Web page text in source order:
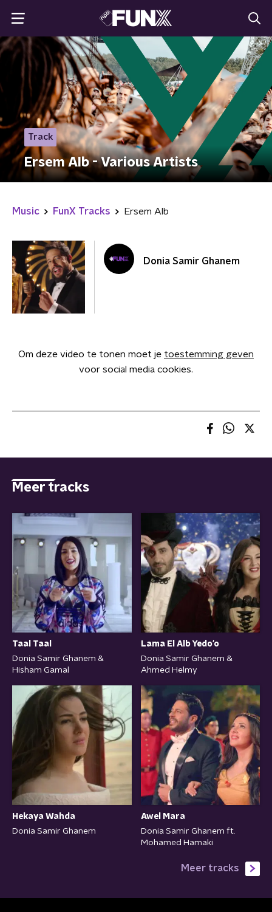
Track
Ersem Alb - Various Artists
Music FunX Tracks Ersem Alb
Donia Samir Ghanem
Om deze video te tonen moet je toestemming geven
voor social media cookies.
Meer tracks
Taal Taal
Donia Samir Ghanem &
Hisham Gamal
Lama El Alb Yedo'o
Donia Samir Ghanem &
Ahmed Helmy
Hekaya Wahda
Donia Samir Ghanem
Awel Mara
Donia Samir Ghanem ft.
Mohamed Hamaki
Meer tracks